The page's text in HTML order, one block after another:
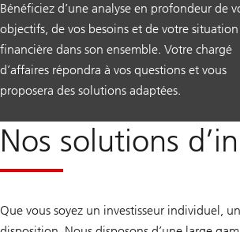
Bénéficiez d’une analyse en profondeur de
objectifs, de vos besoins et de votre situation
financière dans son ensemble. Votre chargé
d’affaires répondra à vos questions et vous
proposera des solutions adaptées.
Nos solutions
Que vous soyez un investisseur individuel,